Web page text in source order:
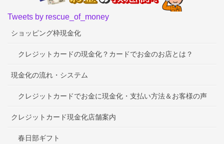
Tweets by rescue_of_money
ショッピング枠現金化
クレジットカードの現金化？カードでお金のお店とは？
現金化の流れ・システム
クレジットカードでお金に現金化・支払い方法＆お客様の声
クレジットカード現金化店舗案内
春日部ギフト